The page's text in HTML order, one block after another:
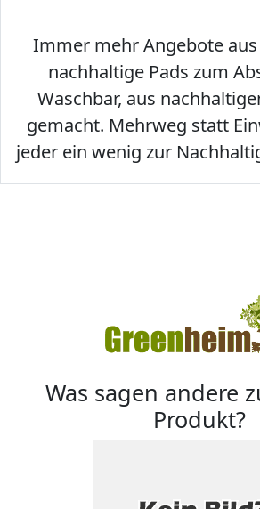
Immer mehr Angebote
nachhaltige Pads zum
Waschbar, aus
gemacht. Mehrweg statt
jeder ein wenig zur
Was sagen andere
Produkt?